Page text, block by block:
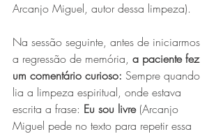
Arcanjo Miguel, autor dessa limpeza).
Na sessão seguinte, antes de iniciarmos
a regressão de memória, a paciente fez
um comentário curioso: Sempre quando
lia a limpeza espiritual, onde estava
escrita a frase: Eu sou livre (Arcanjo
Miguel pede no texto para repetir essa